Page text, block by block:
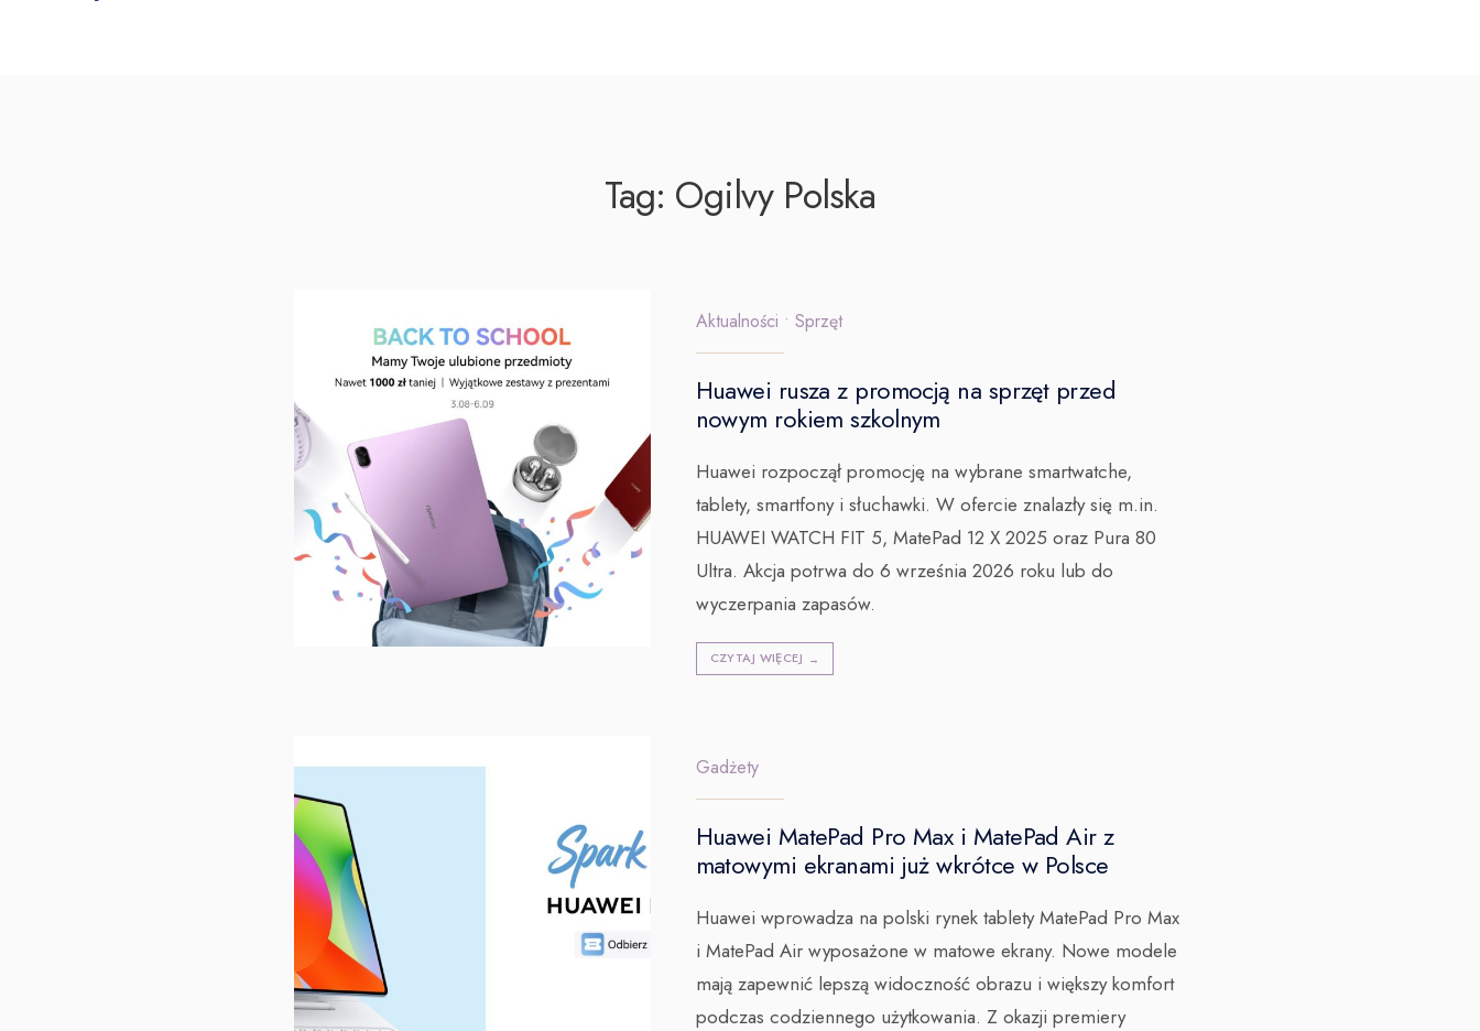
Tag: Ogilvy Polska
Aktualności • Sprzęt
Huawei rusza z promocją na sprzęt przed
nowym rokiem szkolnym
Huawei rozpoczął promocję na wybrane smartwatche,
tablety, smartfony i słuchawki. W ofercie znalazły się m.in.
HUAWEI WATCH FIT 5, MatePad 12 X 2025 oraz Pura 80
Ultra. Akcja potrwa do 6 września 2026 roku lub do
wyczerpania zapasów.
CZYTAJ WIĘCEJ →
Gadżety
Huawei MatePad Pro Max i MatePad Air z
matowymi ekranami już wkrótce w Polsce
Huawei wprowadza na polski rynek tablety MatePad Pro Max
i MatePad Air wyposażone w matowe ekrany. Nowe modele
mają zapewnić lepszą widoczność obrazu i większy komfort
podczas codziennego użytkowania. Z okazji premiery